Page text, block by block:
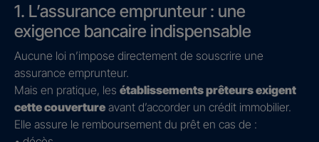
1. L’assurance emprunteur : une
exigence bancaire indispensable
Aucune loi n’impose directement de souscrire une
assurance emprunteur.
Mais en pratique, les établissements prêteurs exigent
cette couverture avant d’accorder un crédit immobilier.
Elle assure le remboursement du prêt en cas de :